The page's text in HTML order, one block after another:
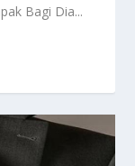
Bagi Dia...